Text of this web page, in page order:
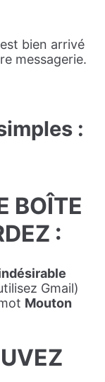
bien arrivé
messagerie.
:
BOÎTE
:
Gmail)
Mouton